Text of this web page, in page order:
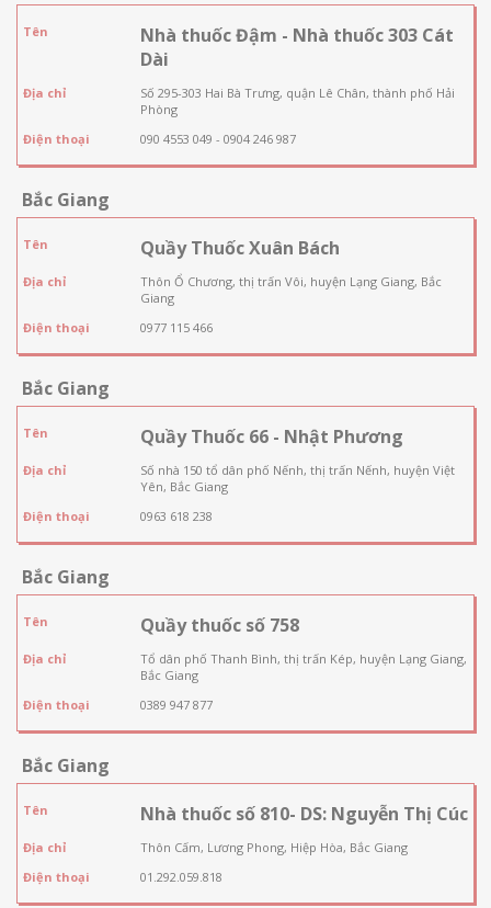
Tên
Nhà thuốc Đậm - Nhà thuốc 303 Cát
Dài
Địa chỉ
Số 295-303 Hai Bà Trưng, quận Lê Chân, thành phố Hải
Phòng
Điện thoại
090 4553 049 - 0904 246 987
Bắc Giang
Tên Quầy Thuốc Xuân Bách
Địa chỉ
Thôn Ổ Chương, thị trấn Vôi, huyện Lạng Giang, Bắc
Giang
Điện thoại
0977 115 466
Bắc Giang
Tên Quầy Thuốc 66 - Nhật Phương
Địa chỉ
Số nhà 150 tổ dân phố Nếnh, thị trấn Nếnh, huyện Việt
Yên, Bắc Giang
Điện thoại
0963 618 238
Bắc Giang
Tên Quầy thuốc số 758
Địa chỉ
Tổ dân phố Thanh Bình, thị trấn Kép, huyện Lạng Giang,
Bắc Giang
Điện thoại
0389 947 877
Bắc Giang
Tên Nhà thuốc số 810- DS: Nguyễn Thị Cúc
Địa chỉ
Thôn Cấm, Lương Phong, Hiệp Hòa, Bắc Giang
Điện thoại
01.292.059.818